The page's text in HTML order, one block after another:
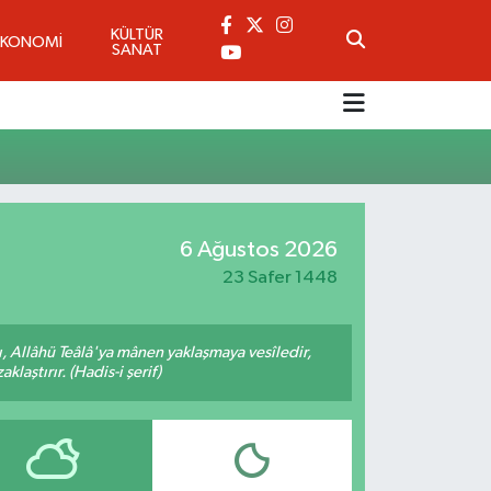
KÜLTÜR
SANAT
6 Ağustos 2026
23 Safer 1448
Allâhü Teâlâ'ya mânen yaklaşmaya vesîledir,
(Hadis-i şerif)